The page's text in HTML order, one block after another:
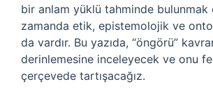
bir anlam yüklü tahminde bulunmak
zamanda etik, epistemolojik ve
da vardır. Bu yazıda, “öngörü”
derinlemesine inceleyecek ve onu
çerçevede tartışacağız.